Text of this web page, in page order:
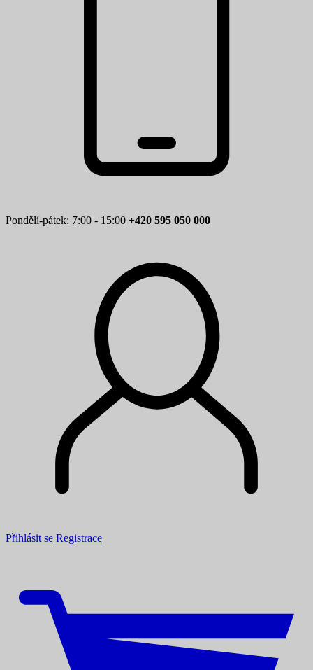
Pondělí-pátek: 7:00 - 15:00 +420 595 050 000
Přihlásit se Registrace